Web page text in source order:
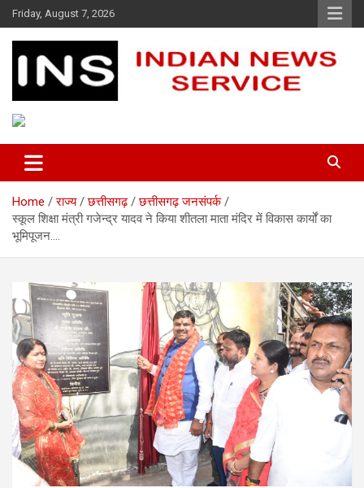
Skip
to
content
Friday, August 7, 2026
Indian News Service
Home राज्य छत्तीसगढ़
छत्तीसगढ़ जनसंपर्क
स्कूल शिक्षा मंत्री गजेन्द्र यादव ने किया शीतला माता मंदिर में विकास कार्यों का
भूमिपूजन….